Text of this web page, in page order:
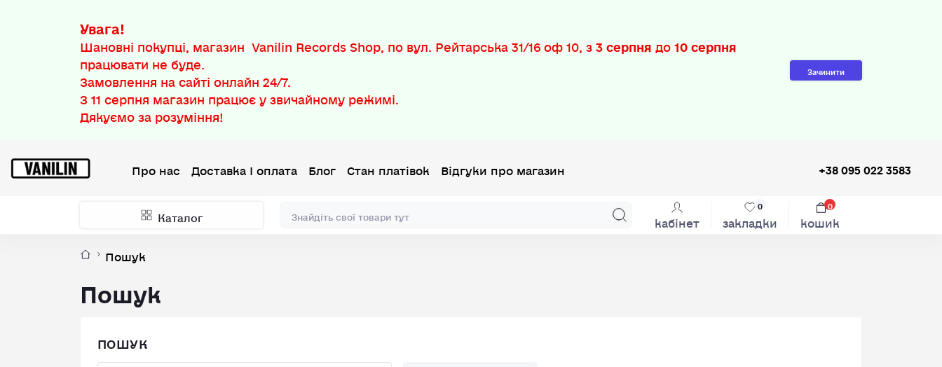
Увага!
Шановні покупці, магазин Vanilin Records Shop, по вул. Рейтарська 31/16 оф 10, з3 серпня до10 серпня
працювати не буде.
Замовлення на сайті онлайн 24/7.
З11 серпня магазин працює у звичайному режимі.
Дякуємо за розуміння!
Зачинити
Про нас Доставка І оплата Блог Стан платівок Відгуки про магазин +38 095 022 3583
Каталог кабінет закладки
0
кошик
0
Пошук
Пошук
ПОШУК